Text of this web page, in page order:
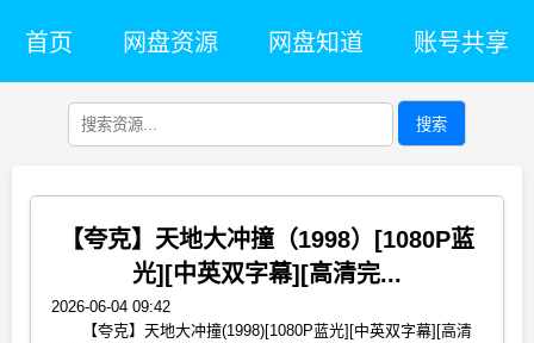
首页 网盘资源 网盘知道 账号共享
搜索
【夸克】天地大冲撞（1998）[1080P蓝
光][中英双字幕][高清完...
2026-06-04 09:42
【夸克】天地大冲撞(1998)[1080P蓝光][中英双字幕][高清